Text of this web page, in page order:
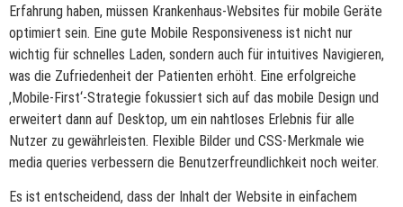
Erfahrung haben, müssen Krankenhaus-Websites für mobile Geräte
optimiert sein. Eine gute Mobile Responsiveness ist nicht nur
wichtig für schnelles Laden, sondern auch für intuitives Navigieren,
was die Zufriedenheit der Patienten erhöht. Eine erfolgreiche
‚Mobile-First‘-Strategie fokussiert sich auf das mobile Design und
erweitert dann auf Desktop, um ein nahtloses Erlebnis für alle
Nutzer zu gewährleisten. Flexible Bilder und CSS-Merkmale wie
media queries verbessern die Benutzerfreundlichkeit noch weiter.
Es ist entscheidend, dass der Inhalt der Website in einfachem